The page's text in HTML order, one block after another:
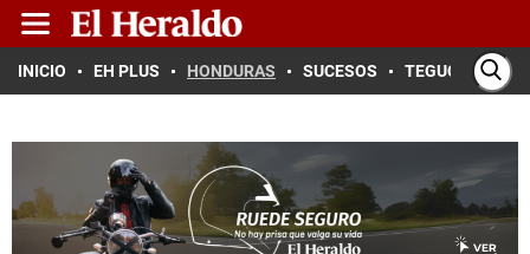
INICIO EH PLUS HONDURAS SUCESOS TEGUCIGALPA